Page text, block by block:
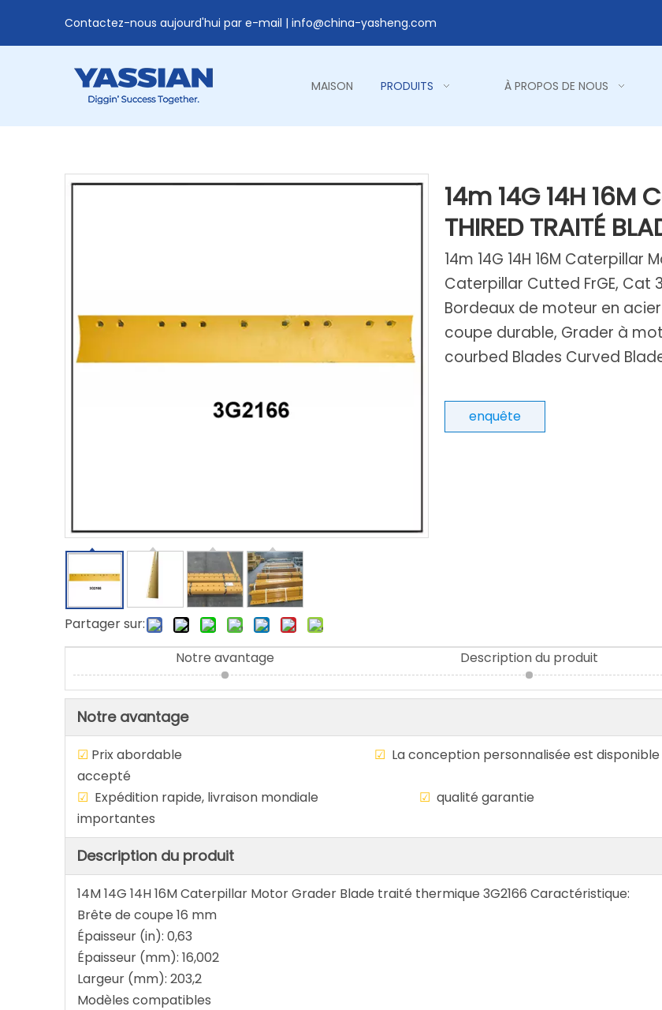
Contactez-nous aujourd'hui par e-mail | info@china-yasheng.com
MAISON PRODUITS À PROPOS DE NOUS
Partager sur:
14m 14G 14H
THIRED TRAITÉ
14m 14G 14H 16M
Caterpillar Cutted FrGE, Cat
Bordeaux de moteur en
coupe durable, Grader à
courbed Blades Curved
enquête
Notre avantage Description du produit
Notre avantage
☑ Prix abordable ☑ La conception personnalisée est
accepté
☑ Expédition rapide, livraison mondiale ☑ qualité garantie
importantes
Description du produit
14M 14G 14H 16M Caterpillar Motor Grader Blade traité thermique 3G2166 Caractéristique:
Brête de coupe 16 mm
Épaisseur (in): 0,63
Épaisseur (mm): 16,002
Largeur (mm): 203,2
Modèles compatibles